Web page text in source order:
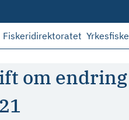
Fiskeridirektoratet Yrkesfiske
om